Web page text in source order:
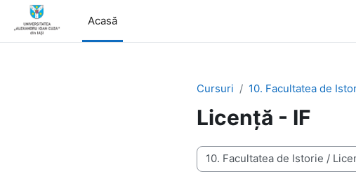
Sari la conţinutul principal
Acasă
Cursuri 10. Facultatea de
Licență - IF
Categorii curs